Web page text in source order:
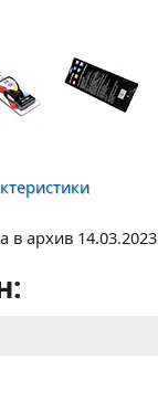
в архив 14.03.2023